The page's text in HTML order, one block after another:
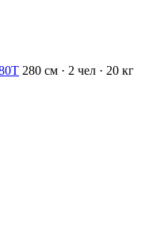
280 см · 2 чел · 20 кг